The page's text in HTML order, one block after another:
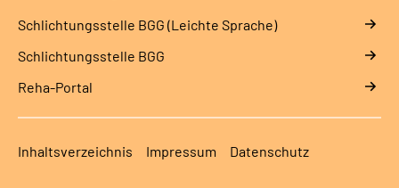
Schlich­tungs­stel­le BGG (Leichte Sprache)
Schlich­tungs­stel­le BGG
Reha-Portal
Inhaltsverzeichnis Impressum Datenschutz